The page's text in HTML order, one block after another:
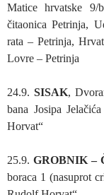
Matice hrvatske
čitaonica Petrinja,
rata – Petrinja,
Lovre – Petrinja
24.9. SISAK,
bana Josipa
Horvat“
25.9.GROBNIK –
boraca 1 (nasuprot